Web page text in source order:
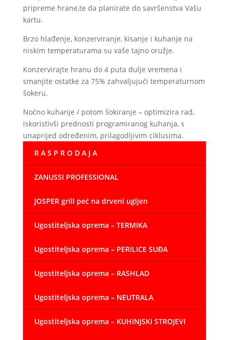
pripreme hrane,te da planirate do savršenstva Vašu
kartu.
Brzo hlađenje, konzerviranje, kisanje i kuhanje na
niskim temperaturama su vaše tajno oružje.
Konzervirajte hranu do 4 puta dulje vremena i
smanjite ostatke za 75% zahvaljujući temperaturnom
šokeru.
Noćno kuhanje / potom šokiranje – optimizira rad,
iskoristivši prednosti programiranog kuhanja, s
unaprijed određenim, prilagodljivim ciklusima.
R A S P R O D A J A
ZANUSSI PROFESSIONAL
JOSPER grill peć na drveni ugljen
Ugostiteljska oprema – TERMIKA
Ugostiteljska oprema – PERILICE SUĐA
Ugostiteljska oprema – RASHLAD
Ugostiteljska oprema – NEUTRALA
Ugostiteljska oprema – KUHINJSKI STROJEVI